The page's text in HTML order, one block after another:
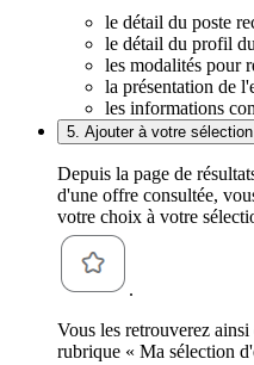
le détail du poste
le détail du profil
les modalités pour
la présentation de
les informations
5. Ajouter à votre
Depuis la page de
d'une offre consultée,
votre choix à votre
.
Vous les retrouverez
rubrique « Ma sélection